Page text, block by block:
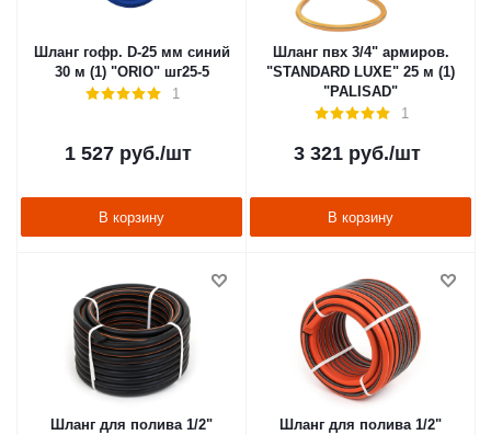
Шланг гофр. D-25 мм синий
30 м (1) "ORIO" шг25-5
1
1 527руб./шт
В корзину
Шланг пвх 3/4" армиров.
"STANDARD LUXE" 25 м (1)
"PALISAD"
1
3 321руб./шт
В корзину
Шланг для полива 1/2"
Шланг для полива 1/2"